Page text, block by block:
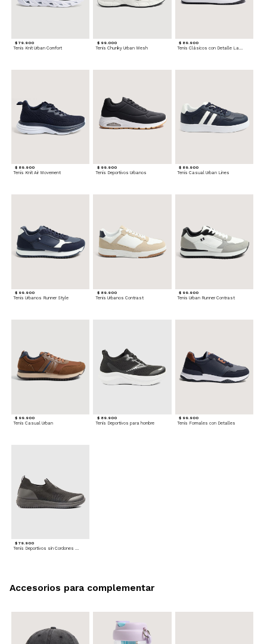
$ 79.900
Tenis Knit Urban Comfort
$ 99.000
Tenis Chunky Urban Mesh
$ 89.900
$ 89.900
Tenis Knit Air Movement
$ 99.900
Tenis Deportivos Urbanos
$ 89.900
Tenis Casual Urban Lines
$ 99.900
Tenis Urbanos Runner Style
$ 89.900
Tenis Urbanos Contrast
$ 99.900
Tenis Urban Runner Contrast
$ 99.900
Tenis Casual Urban
$ 89.900
Tenis Deportivos para hombre
$ 99.900
Tenis Formales con Detalles
$ 79.900
Accesorios para complementar